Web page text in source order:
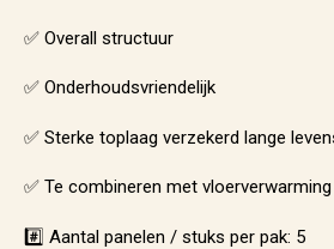
✅ Overall structuur
✅ Onderhoudsvriendelijk
✅ Sterke toplaag verzekerd lange
✅ Te combineren met
#️⃣ Aantal panelen / stuks per pak: 5